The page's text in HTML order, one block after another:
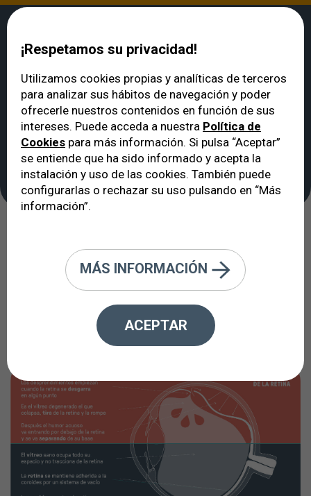
VERTE Cirugía del Desprendimiento de Retina
Cirugía del
Desprendimiento de
Retina
desprendimiento de retina
necesitará cirugía, ya sea
inmediatamente o después de un
corto período de tiempo.
¡Respetamos su privacidad!
Utilizamos cookies propias y analíticas de terceros
para analizar sus hábitos de navegación y poder
ofrecerle nuestros contenidos en función de sus
intereses. Puede acceda a nuestra Política de
Cookies para más información. Si pulsa “Aceptar”
se entiende que ha sido informado y acepta la
instalación y uso de las cookies. También puede
configurarlas o rechazar su uso pulsando en “Más
información”.
MÁS INFORMACIÓN
ACEPTAR